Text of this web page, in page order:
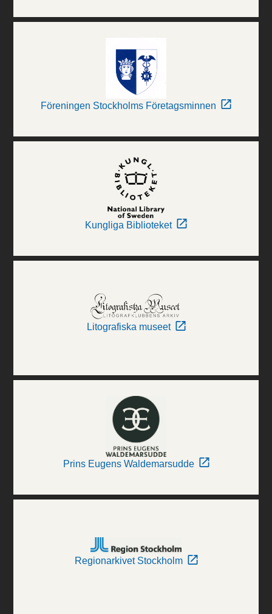
Föreningen Stockholms Företagsminnen
Kungliga Biblioteket
Litografiska museet
Prins Eugens Waldemarsudde
Regionarkivet Stockholm